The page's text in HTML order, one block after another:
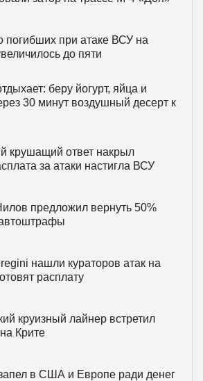
погибших при атаке ВСУ на
до пяти
беру йогурт, яйца и
30 минут воздушный десерт к
крушащий ответ накрыл
за атаки настигла ВСУ
предложил вернуть 50%
нашли кураторов атак на
расплату
круизный лайнер встретил
Крите
в США и Европе ради денег